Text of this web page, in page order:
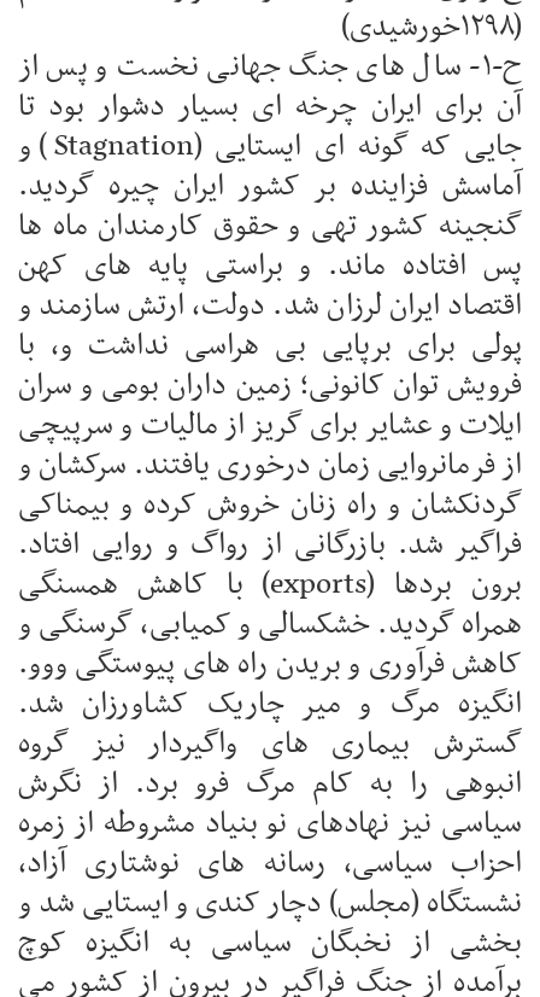
(۱۲۹۸خورشیدی)
ح-۱- سال های جنگ جهانی نخست و پس از
آن برای ایران چرخه ای بسیار دشوار بود تا
جایی که گونه ای ایستایی (Stagnation) و
آماسش فزاینده بر کشور ایران چیره گردید.
گنجینه کشور تهی و حقوق کارمندان ماه ها
پس افتاده ماند. و براستی پایه های کهن
اقتصاد ایران لرزان شد. دولت، ارتش سازمند و
پولی برای برپایی بی هراسی نداشت و، با
فرویش توان کانونی؛ زمین داران بومی و سران
ایلات و عشایر برای گریز از مالیات و سرپیچی
از فرمانروایی زمان درخوری یافتند. سرکشان و
گردنکشان و راه زنان خروش کرده و بیمناکی
فراگیر شد. بازرگانی از رواگ و روایی افتاد.
برون بردها (exports) با کاهش همسنگی
همراه گردید. خشکسالی و کمیابی، گرسنگی و
کاهش فرآوری و بریدن راه های پیوستگی ووو.
انگیزه مرگ و میر چاریک کشاورزان شد.
گسترش بیماری های واگیردار نیز گروه
انبوهی را به کام مرگ فرو برد. از نگرش
سیاسی نیز نهادهای نو بنیاد مشروطه از زمره
احزاب سیاسی، رسانه های نوشتاری آزاد،
نشستگاه (مجلس) دچار کندی و ایستایی شد و
بخشی از نخبگان سیاسی به انگیزه کوچ
برآمده از جنگ فراگیر در بیرون از کشور می